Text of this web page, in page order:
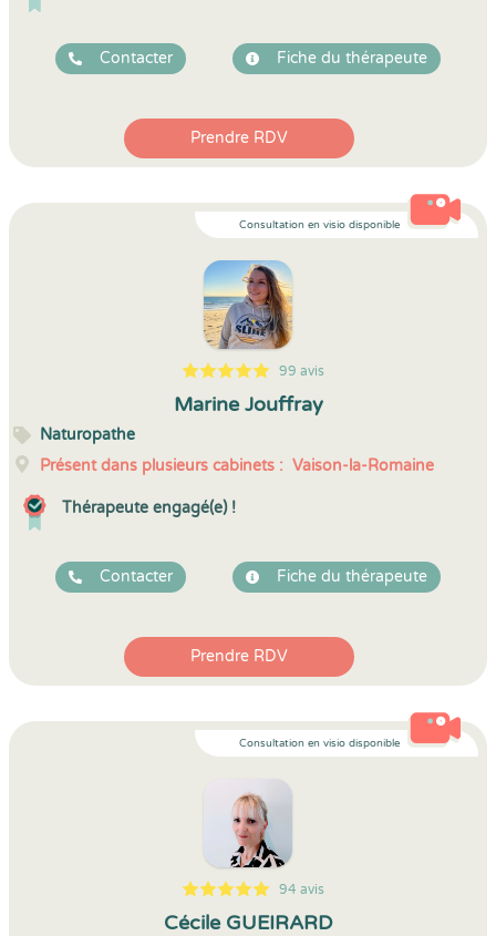
Contacter Fiche du thérapeute
Prendre RDV
Consultation en visio disponible
5
1
5
99 99 avis
Marine Jouffray
Naturopathe
Présent dans plusieurs cabinets : Vaison-la-Romaine
Thérapeute engagé(e) !
Contacter Fiche du thérapeute
Prendre RDV
Consultation en visio disponible
5
1
5
94 94 avis
Cécile GUEIRARD